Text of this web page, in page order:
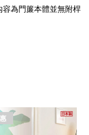
容為門簾本體並無附桿